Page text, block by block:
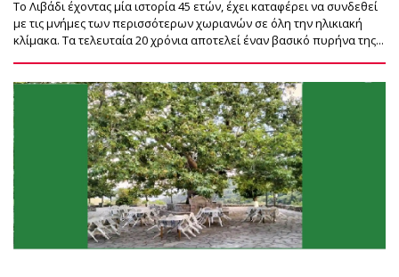
Το Λιβάδι έχοντας μία ιστορία 45 ετών, έχει καταφέρει να συνδεθεί
με τις μνήμες των περισσότερων χωριανών σε όλη την ηλικιακή
κλίμακα. Τα τελευταία 20 χρόνια αποτελεί έναν βασικό πυρήνα της...